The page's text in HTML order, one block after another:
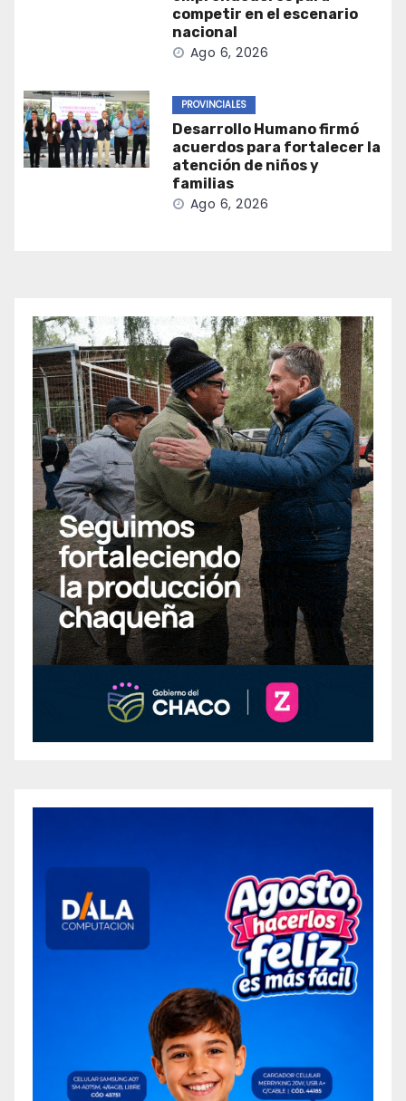
competir en el escenario
nacional
Ago 6, 2026
PROVINCIALES
Desarrollo Humano firmó
acuerdos para fortalecer la
atención de niños y
familias
Ago 6, 2026